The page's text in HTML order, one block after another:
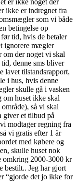
ikke er indregnet fra
som vi både
betingelse op
tid, hvis de betaler
ignorere mægler
der noget vi skal
denne sms bliver
lavet tilstandsrapport,
i hus, hvis denne
skulle gå i vasken
huset ikke skal
så vi skal
giver et tilbud på
modtager regning fra
vi gratis efter 1 år
med købere og
skulle huset nok
omkring 2000-3000 kr
bestilt.. Jeg har gjort
“gjorde det jo ikke for